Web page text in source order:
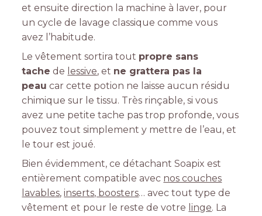
et ensuite direction la machine à laver, pour
un cycle de lavage classique comme vous
avez l’habitude.
Le vêtement sortira tout propre sans
tache de lessive, et ne grattera pas la
peau car cette potion ne laisse aucun résidu
chimique sur le tissu. Très rinçable, si vous
avez une petite tache pas trop profonde, vous
pouvez tout simplement y mettre de l’eau, et
le tour est joué.
Bien évidemment, ce détachant Soapix est
entièrement compatible avec nos couches
lavables,inserts, boosters… avec tout type de
vêtement et pour le reste de votre linge. La